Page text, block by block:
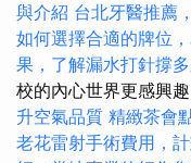
與介紹 台北牙醫推薦
如何選擇合適的牌位
果，了解漏水打針撐
校的內心世界更感興
升空氣品質 精緻茶會
老花雷射手術費用，